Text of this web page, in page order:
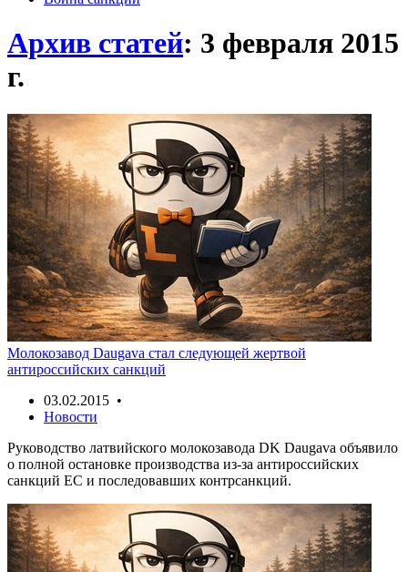
Архив статей: 3 февраля 2015
г.
Молокозавод Daugava стал следующей жертвой
антироссийских санкций
03.02.2015 •
Новости
Руководство латвийского молокозавода DK Daugava объявило
о полной остановке производства из-за антироссийских
санкций ЕС и последовавших контрсанкций.